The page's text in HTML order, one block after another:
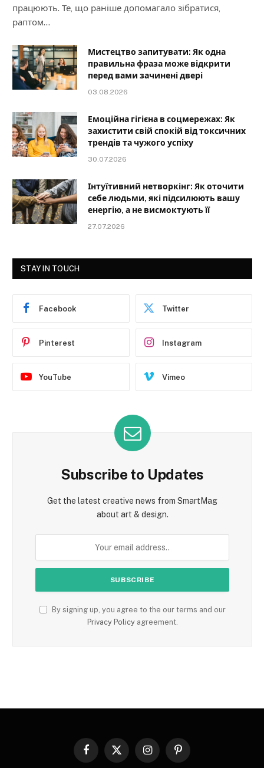
працюють. Те, що раніше допомагало зібратися,
раптом…
Мистецтво запитувати: Як одна
правильна фраза може відкрити
перед вами зачинені двері
03.08.2026
Емоційна гігієна в соцмережах: Як
захистити свій спокій від токсичних
трендів та чужого успіху
30.07.2026
Інтуїтивний нетворкінг: Як оточити
себе людьми, які підсилюють вашу
енергію, а не висмоктують її
27.07.2026
STAY IN TOUCH
Facebook Twitter
Pinterest Instagram
YouTube Vimeo
Subscribe to Updates
Get the latest creative news from SmartMag
about art & design.
By signing up, you agree to the our terms and our
Privacy Policyagreement.
Facebook
X
InstagramPinterest